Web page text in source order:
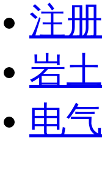
注
岩
电